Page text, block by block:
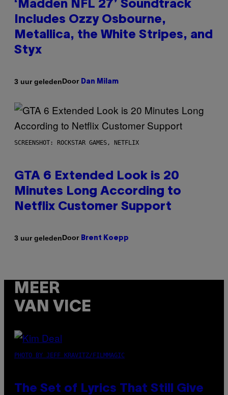
‘Madden NFL 27’ Soundtrack
Includes Ozzy Osbourne,
Metallica, the White Stripes, and
Styx
3 uur geledenDoor Dan Milam
SCREENSHOT: ROCKSTAR GAMES, NETFLIX
GTA 6 Extended Look is 20
Minutes Long According to
Netflix Customer Support
3 uur geledenDoor Brent Koepp
MEER
VAN VICE
PHOTO BY JEFF KRAVITZ/FILMMAGIC
The Set of Lyrics That Still Give